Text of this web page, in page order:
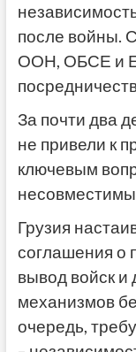
после войны.
ООН, ОБСЕ и
За почти два
не привели к
ключевым
Грузия
соглашения о
вывод войск
механизмов
очередь,